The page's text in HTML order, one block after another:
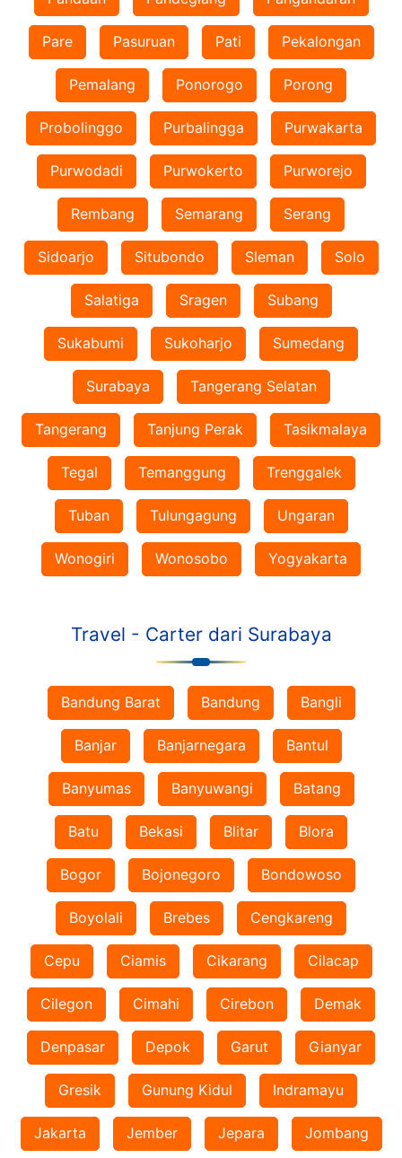
Pare Pasuruan Pati Pekalongan
Pemalang Ponorogo Porong
Probolinggo Purbalingga Purwakarta
Purwodadi Purwokerto Purworejo
Rembang Semarang Serang
Sidoarjo Situbondo Sleman Solo
Salatiga Sragen Subang
Sukabumi Sukoharjo Sumedang
Surabaya Tangerang Selatan
Tangerang Tanjung Perak Tasikmalaya
Tegal Temanggung Trenggalek
Tuban Tulungagung Ungaran
Wonogiri Wonosobo Yogyakarta
Travel - Carter dari Surabaya
Bandung Barat Bandung Bangli
Banjar Banjarnegara Bantul
Banyumas Banyuwangi Batang
Batu Bekasi Blitar Blora
Bogor Bojonegoro Bondowoso
Boyolali Brebes Cengkareng
Cepu Ciamis Cikarang Cilacap
Cilegon Cimahi Cirebon Demak
Denpasar Depok Garut Gianyar
Gresik Gunung Kidul Indramayu
Jakarta Jember Jepara Jombang